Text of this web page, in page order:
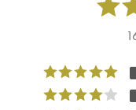
リン、ダマスクバラ花
ニオイテンジクアオイ
（カプリル酸／カプリ
リン、カプリリルグリ
ガニック原料